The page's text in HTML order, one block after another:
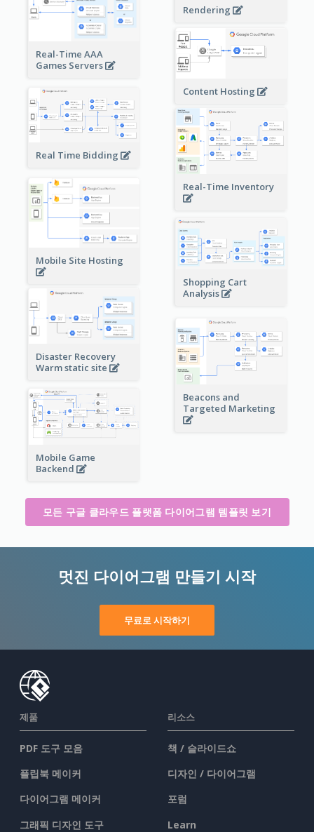
Rendering
Real-Time AAA
Games Servers
Content Hosting
Real Time Bidding
Real-Time Inventory
Mobile Site Hosting
Shopping Cart
Analysis
Disaster Recovery
Warm static site
Beacons and
Targeted Marketing
Mobile Game
Backend
모든 구글 클라우드 플랫폼 다이어그램 템플릿 보기
멋진 다이어그램 만들기 시작
무료로 시작하기
제품
PDF 도구 모음
플립북 메이커
다이어그램 메이커
그래픽 디자인 도구
리소스
책 / 슬라이드쇼
디자인 / 다이어그램
포럼
Learn